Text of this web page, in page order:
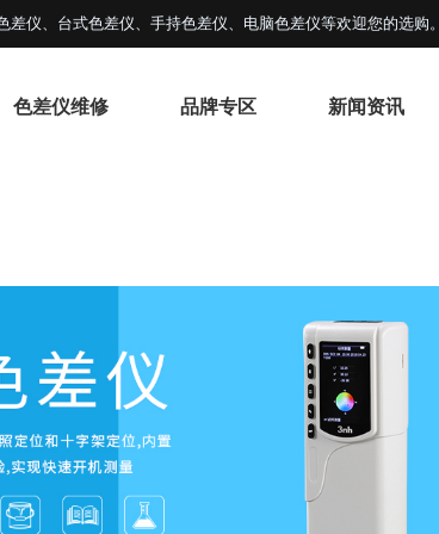
仪、台式色差仪、手持色差仪、电脑色差仪等欢迎您的选购。
色差仪维修 品牌专区 新闻资讯